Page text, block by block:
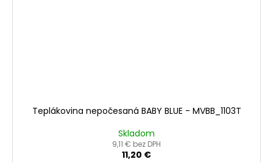
Teplákovina nepočesaná BABY BLUE - MVBB_1103T
Skladom
9,11 € bez DPH
11,20 €